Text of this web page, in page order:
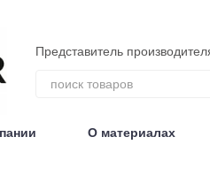
Представитель
О материалах